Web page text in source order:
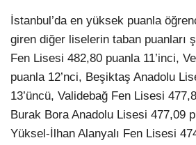
İstanbul’da en yüksek puanla
giren diğer liselerin taban puanları
Fen Lisesi 482,80 puanla 11’inci,
puanla 12’nci, Beşiktaş Anadolu
13’üncü, Validebağ Fen Lisesi
Burak Bora Anadolu Lisesi 477,09
Yüksel-İlhan Alanyalı Fen Lisesi